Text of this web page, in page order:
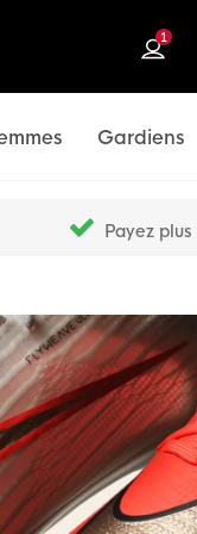
1
Gardiens
Payez